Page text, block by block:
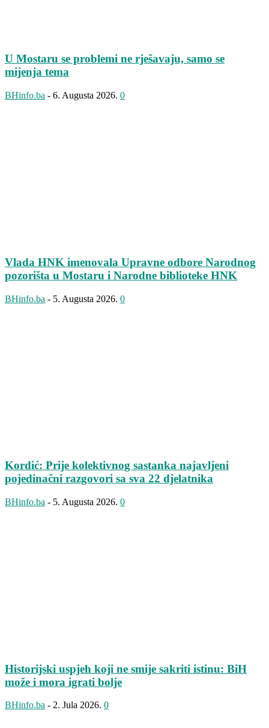
U Mostaru se problemi ne rješavaju, samo se
mijenja tema
BHinfo.ba - 6. Augusta 2026. 0
Vlada HNK imenovala Upravne odbore Narodnog
pozorišta u Mostaru i Narodne biblioteke HNK
BHinfo.ba - 5. Augusta 2026. 0
Kordić: Prije kolektivnog sastanka najavljeni
pojedinačni razgovori sa sva 22 djelatnika
BHinfo.ba - 5. Augusta 2026. 0
Historijski uspjeh koji ne smije sakriti istinu: BiH
može i mora igrati bolje
BHinfo.ba - 2. Jula 2026. 0